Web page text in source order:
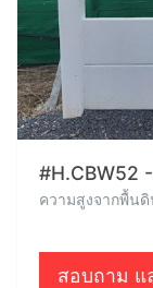
#H.CBW52
ความสูงจากพื้น
สอบถาม แ